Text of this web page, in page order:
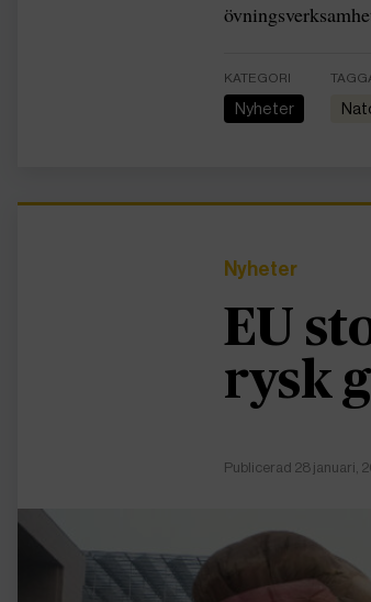
KATEGORI
Nyheter
Nyheter
EU
rysk
Publicerad 28 januari,